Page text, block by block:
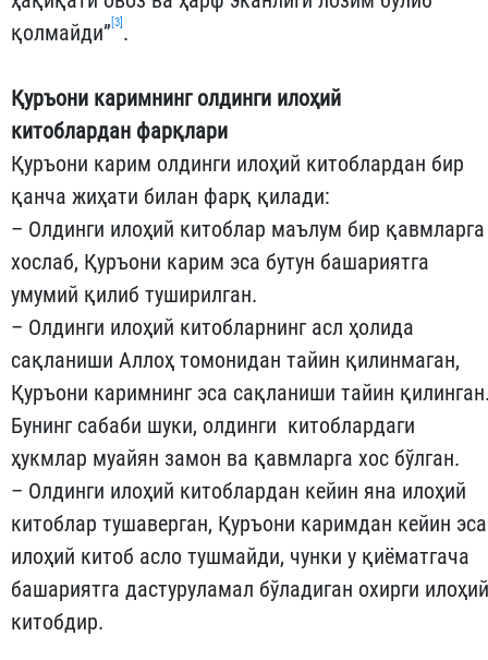
қолмайди”[3] .
Қуръони каримнинг олдинги илоҳий
китоблардан фарқлари
Қуръони карим олдинги илоҳий китоблардан бир
қанча жиҳати билан фарқ қилади:
– Олдинги илоҳий китоблар маълум бир қавмларга
хослаб, Қуръони карим эса бутун башариятга
умумий қилиб туширилган.
– Олдинги илоҳий китобларнинг асл ҳолида
сақланиши Аллоҳ томонидан тайин қилинмаган,
Қуръони каримнинг эса сақланиши тайин
Бунинг сабаби шуки, олдинги китоблардаги
ҳукмлар муайян замон ва қавмларга хос бўлган.
– Олдинги илоҳий китоблардан кейин яна илоҳий
китоблар тушаверган, Қуръони каримдан кейин эса
илоҳий китоб асло тушмайди, чунки у қиёматгача
башариятга дастуруламал бўладиган охирги илоҳий
китобдир.